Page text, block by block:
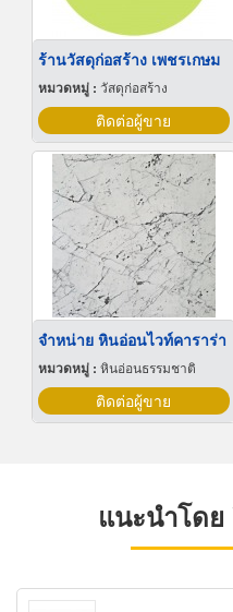
ร้านวัสดุก่อสร้าง เพชรเกษม
หมวดหมู่ : วัสดุก่อสร้าง
ติดต่อผู้ขาย
จำหน่าย หินอ่อนไวท์คาราร่า
หมวดหมู่ : หินอ่อนธรรมชาติ
ติดต่อผู้ขาย
แนะนำโดย